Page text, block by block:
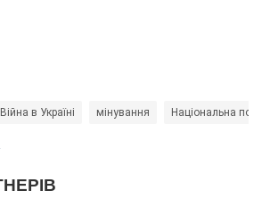
Війна в Україні мінування Національна